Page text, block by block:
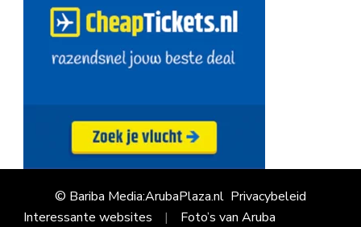
© Bariba Media:ArubaPlaza.nl Privacybeleid
Interessante websites
Foto’s van Aruba